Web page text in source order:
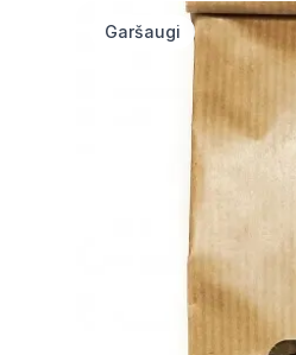
Garšaugi